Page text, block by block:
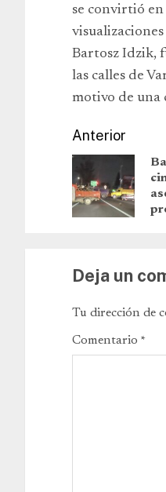
se convirtió en
Bartosz Idzik,
las calles de
motivo de una
Anterior
Deja un
Tu dirección de
Comentario *